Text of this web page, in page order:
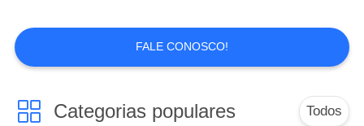
22
FALE CONOSCO!
Categorias populares Todos